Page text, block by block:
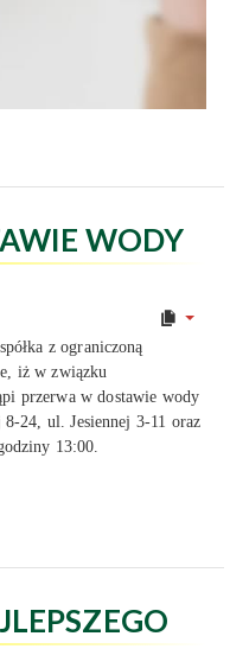
WODY
z ograniczoną
iż w związku
przerwa w dostawie wody
24, ul. Jesiennej 3-11 oraz
13:00.